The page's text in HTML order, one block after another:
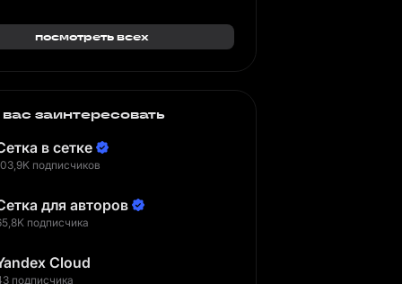
посмотреть всех
заинтересовать
в сетке
подписчиков
для авторов
подписчика
Cloud
подписчика